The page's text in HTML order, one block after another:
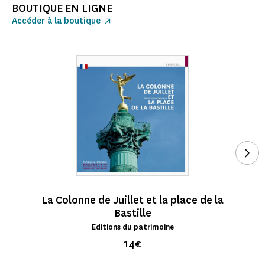
BOUTIQUE EN LIGNE
Accéder à la boutique
La Colonne de Juillet et la place de la
Bastille
Editions du patrimoine
14€